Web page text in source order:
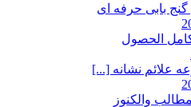
بابی حرفه ای
الحصول
علائم نشانه [...]
والكنوز